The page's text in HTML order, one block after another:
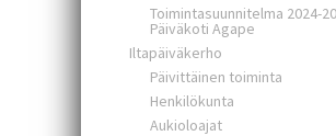
Toimintasuunnitelma 2024-
Päiväkoti Agape
Iltapäiväkerho
Päivittäinen toiminta
Henkilökunta
Aukioloajat